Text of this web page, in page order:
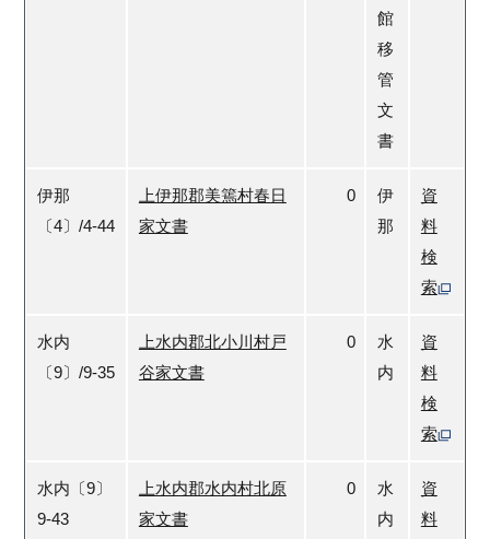
館
移
管
文
書
伊那
〔4〕/4-44
上伊那郡美篶村春日
家文書
0
伊
那
資
料
検
索
水内
〔9〕/9-35
上水内郡北小川村戸
谷家文書
0
水
内
資
料
検
索
水内〔9〕
9-43
上水内郡水内村北原
家文書
0
水
内
資
料